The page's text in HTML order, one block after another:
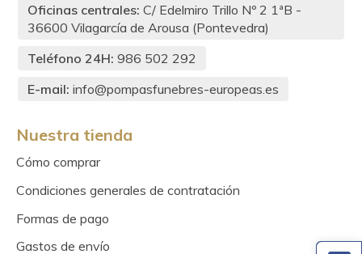
Oficinas centrales: C/ Edelmiro Trillo Nº 2 1ªB -
36600 Vilagarcía de Arousa (Pontevedra)
Teléfono 24H: 986 502 292
E-mail: info@pompasfunebres-europeas.es
Nuestra tienda
Cómo comprar
Condiciones generales de contratación
Formas de pago
Gastos de envío